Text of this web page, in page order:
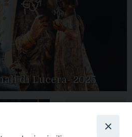
di Lucera- 2025
Peregrinatio
Tutte le gallery